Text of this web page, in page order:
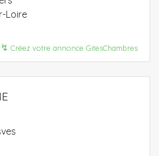
Loire
↯ Créez votre annonce GitesChambres